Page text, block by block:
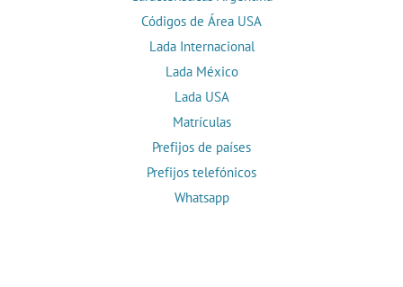
Códigos de Área USA
Lada Internacional
Lada México
Lada USA
Matrículas
Prefijos de países
Prefijos telefónicos
Whatsapp